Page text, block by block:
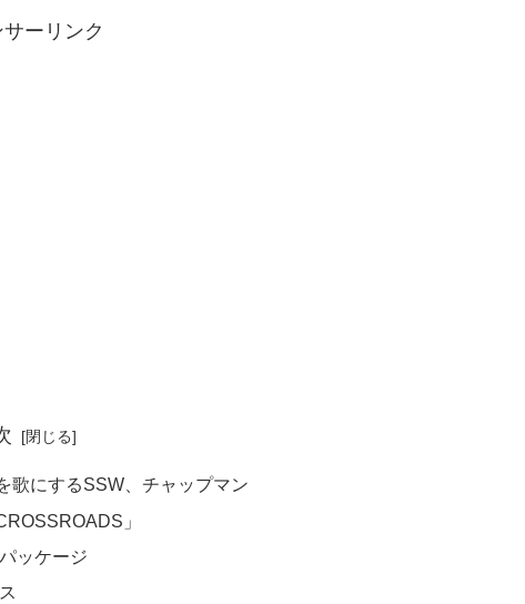
ーリンク
歌にするSSW、チャップマン
」
ッケージ